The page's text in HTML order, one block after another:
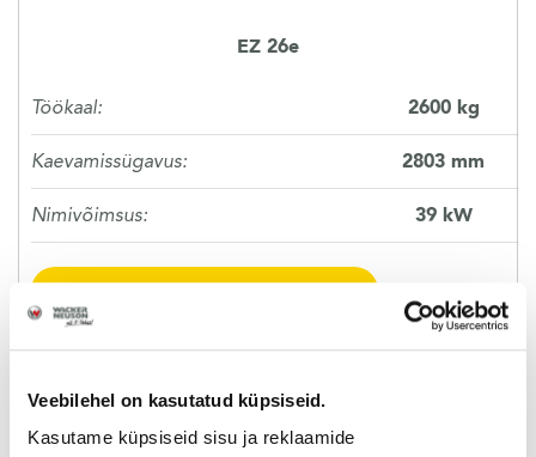
Veebilehel on kasutatud küpsiseid.
Kasutame küpsiseid sisu ja reklaamide
EZ 26e
Töökaal: 2600 kg
Kaevamissügavus: 2803 mm
Nimivõimsus: 39 kW